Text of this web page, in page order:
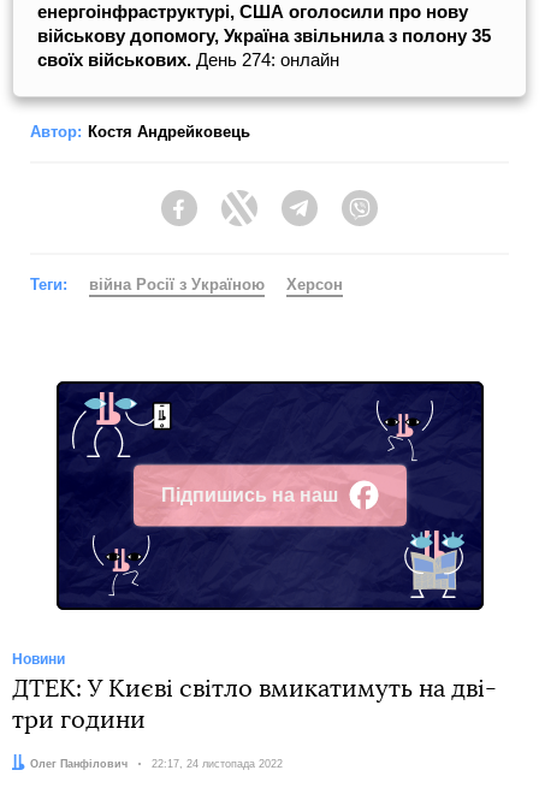
енергоінфраструктурі, США оголосили про нову
військову допомогу, Україна звільнила з полону 35
своїх військових. День 274: онлайн
Автор: Костя Андрейковець
FacebookTwitter Telegram
Теги: війна Росії з Україною Херсон
Підпишись на наш
Facebook
Новини
ДТЕК: У Києві світло вмикатимуть на дві-
три години
Автор:
Олег Панфілович Дата:
22:17, 24 листопада 2022